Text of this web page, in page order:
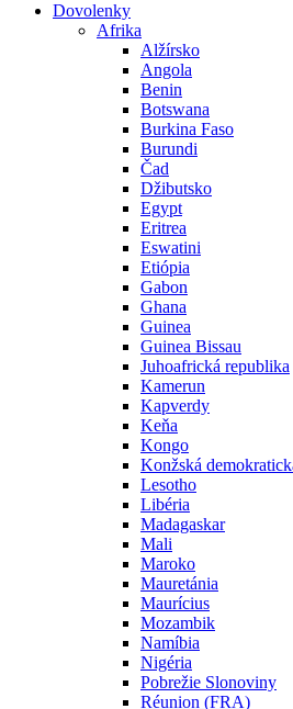
Dovolenky
Afrika
Alžírsko
Angola
Benin
Botswana
Burkina Faso
Burundi
Čad
Džibutsko
Egypt
Eritrea
Eswatini
Etiópia
Gabon
Ghana
Guinea
Guinea Bissau
Juhoafrická republika
Kamerun
Kapverdy
Keňa
Kongo
Konžská
Lesotho
Libéria
Madagaskar
Mali
Maroko
Mauretánia
Maurícius
Mozambik
Namíbia
Nigéria
Pobrežie Slonoviny
Réunion (FRA)